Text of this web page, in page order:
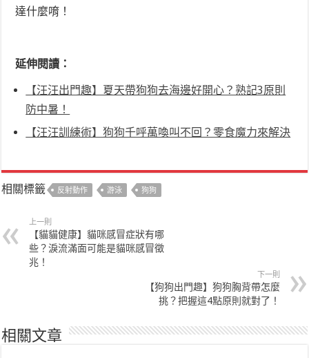
達什麼唷！
延伸閱讀：
【汪汪出門趣】夏天帶狗狗去海邊好開心？熟記3原則
防中暑！
【汪汪訓練術】狗狗千呼萬喚叫不回？零食魔力來解決
相關標籤 反射動作 游泳 狗狗
上一則
【貓貓健康】貓咪感冒症狀有哪
些？淚流滿面可能是貓咪感冒徵
兆！
下一則
【狗狗出門趣】狗狗胸背帶怎麼
挑？把握這4點原則就對了！
相關文章